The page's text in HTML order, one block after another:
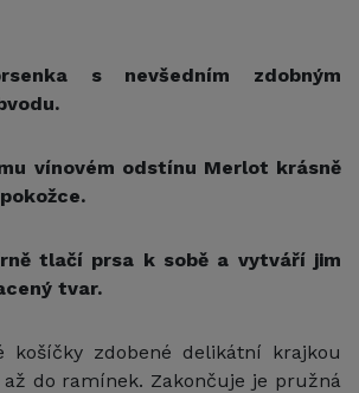
s nevšedním zdobným
vínovém odstínu Merlot krásně
tlačí prsa k sobě a vytváří jim
tvar.
košíčky zdobené delikátní krajkou
do ramínek. Zakončuje je pružná